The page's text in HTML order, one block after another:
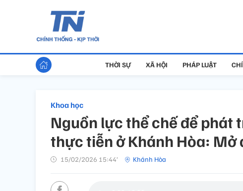
THỜI SỰ XÃ HỘI PHÁP LUẬT
Khoa học
Nguồn lực thể chế để phát
thực tiễn ở Khánh Hòa:
15/02/2026 15:44’ Khánh Hòa